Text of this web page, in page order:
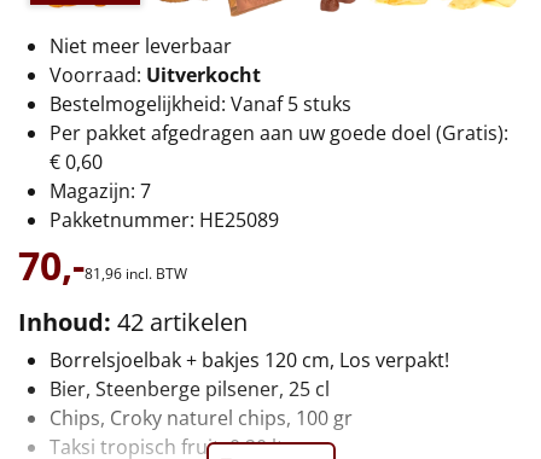
Alle kerstpakketten 2026
Thema
Origineel
Rituals
Luxe
Mannen
Vrouwen
Duurzaam
Niet meer leverbaar
Voorraad: Uitverkocht
Bestelmogelijkheid: Vanaf 5 stuks
Per pakket afgedragen aan uw goede doel (Gratis):
€ 0,60
Magazijn: 7
Pakketnummer: HE25089
70,-81,96 incl. BTW
Inhoud: 42 artikelen
Borrelsjoelbak + bakjes 120 cm, Los verpakt!
Bier, Steenberge pilsener, 25 cl
Chips, Croky naturel chips, 100 gr
Taksi tropisch fruit, 0,20 ltr